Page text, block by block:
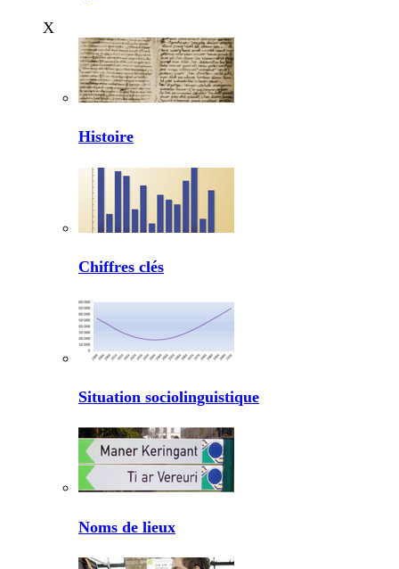
X
Histoire
Chiffres clés
Situation sociolinguistique
Noms de lieux